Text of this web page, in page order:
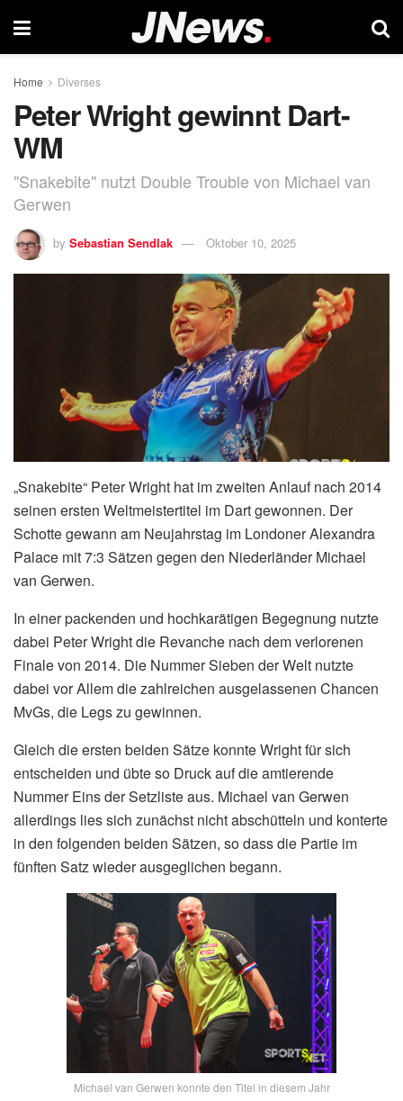
Home Diverses
Peter Wright gewinnt Dart-
WM
"Snakebite" nutzt Double Trouble von Michael van
Gerwen
by Sebastian Sendlak Oktober 10, 2025
„Snakebite“ Peter Wright hat im zweiten Anlauf nach 2014
seinen ersten Weltmeistertitel im Dart gewonnen. Der
Schotte gewann am Neujahrstag im Londoner Alexandra
Palace mit 7:3 Sätzen gegen den Niederländer Michael
van Gerwen.
In einer packenden und hochkarätigen Begegnung nutzte
dabei Peter Wright die Revanche nach dem verlorenen
Finale von 2014. Die Nummer Sieben der Welt nutzte
dabei vor Allem die zahlreichen ausgelassenen Chancen
MvGs, die Legs zu gewinnen.
Gleich die ersten beiden Sätze konnte Wright für sich
entscheiden und übte so Druck auf die amtierende
Nummer Eins der Setzliste aus. Michael van Gerwen
allerdings lies sich zunächst nicht abschütteln und konterte
in den folgenden beiden Sätzen, so dass die Partie im
fünften Satz wieder ausgeglichen begann.
Michael van Gerwen konnte den Titel in diesem Jahr